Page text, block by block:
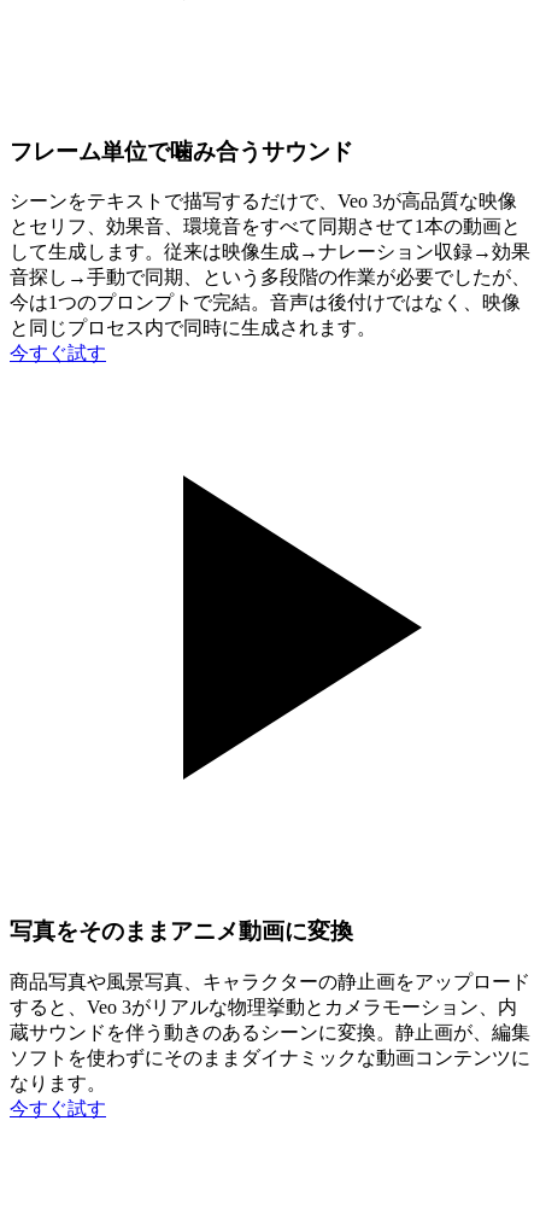
フレーム単位で噛み合うサウンド
シーンをテキストで描写するだけで、Veo 3が高品質な映像
とセリフ、効果音、環境音をすべて同期させて1本の動画と
して生成します。従来は映像生成→ナレーション収録→効果
音探し→手動で同期、という多段階の作業が必要でしたが、
今は1つのプロンプトで完結。音声は後付けではなく、映像
と同じプロセス内で同時に生成されます。
今すぐ試す
写真をそのままアニメ動画に変換
商品写真や風景写真、キャラクターの静止画をアップロード
すると、Veo 3がリアルな物理挙動とカメラモーション、内
蔵サウンドを伴う動きのあるシーンに変換。静止画が、編集
ソフトを使わずにそのままダイナミックな動画コンテンツに
なります。
今すぐ試す